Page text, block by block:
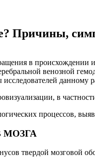
Причины,
в происхождении
венозной
данному
в
процессов,
МОЗГА
твердой мозговой